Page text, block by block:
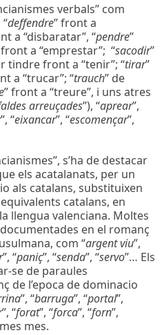
verbals” com
deffendre” front a
a “disbaratar”, “pendre”
front a “emprestar”; “sacodir”
tindre front a “tenir”; “tirar”
a “trucar”; “trauch” de
” front a “treure”, i uns atres
arreuçades”), “aprear”,
”, “eixancar”, “escomençar”,
s’ha de destacar
els acatalanats, per un
als catalans, substituixen
catalans, en
llengua valenciana. Moltes
en el romanç
com “argentviu”,
”, “paniç”, “senda”, “servo”… Els
se de paraules
de l’epoca de dominacio
”, “barruga”, “portal”,
”, “forat”, “forca”, “forn”,
mes.